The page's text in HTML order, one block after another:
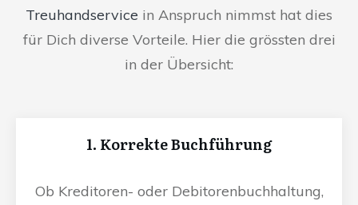
Treuhandservice in Anspruch nimmst hat dies
für Dich diverse Vorteile. Hier die grössten drei
in der Übersicht:
1. Korrekte Buchführung
Ob Kreditoren- oder Debitorenbuchhaltung,